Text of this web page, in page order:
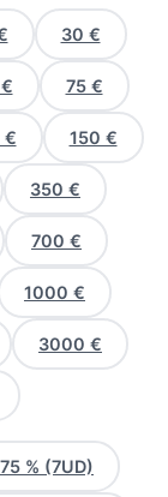
30 €
75 €
€ 150 €
350 €
700 €
1000 €
3000 €
% (7UD)